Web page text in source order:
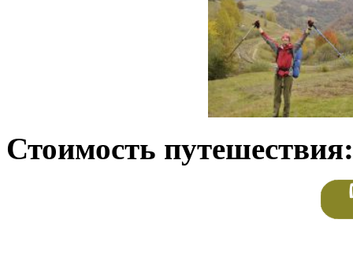
Стоимость